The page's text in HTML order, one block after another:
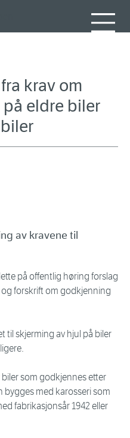
krav om
eldre biler
av kravene til
på offentlig høring forslag
forskrift om godkjenning
til skjerming av hjul på biler
biler som godkjennes etter
med karosseri som
fabrikasjonsår 1942 eller